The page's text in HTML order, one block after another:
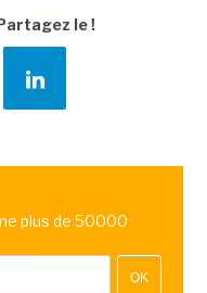
le !
plus de 50000
OK